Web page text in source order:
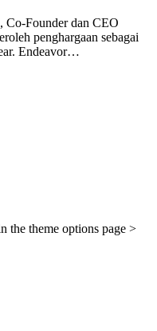
Co-Founder dan CEO
penghargaan sebagai
Endeavor…
the theme options page >